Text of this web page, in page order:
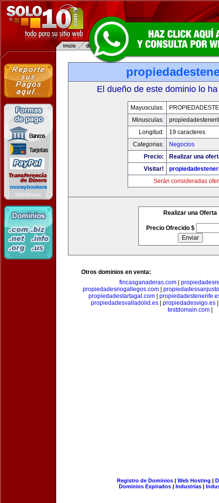
El dueño de este dominio lo
Mayusculas:
Minusculas:
Longitud:
19 caracteres
Categorias:
Negocios
Precio:
Realizar una
Visitar!
Serán consideradas
Realizar una Oferta
Precio Ofrecido $
Otros dominios en venta:
fincasganaderas.com|
propiedadesriogallegos.com|
propiedadestartagal.com|
propiedadesvalladolid.es
propiedadesvigo.es
testdomain.com
Registro de Dominios| Web Hosting |
Dominios Expirados | Industrias |